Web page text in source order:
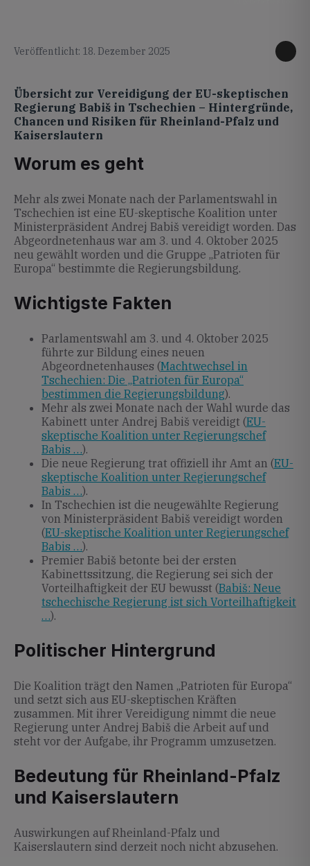
Veröffentlicht: 18. Dezember 2025
Übersicht zur Vereidigung der EU-skeptischen
Regierung Babiš in Tschechien – Hintergründe,
Chancen und Risiken für Rheinland-Pfalz und
Kaiserslautern
Worum es geht
Mehr als zwei Monate nach der Parlamentswahl in
Tschechien ist eine EU-skeptische Koalition unter
Ministerpräsident Andrej Babiš vereidigt worden. Das
Abgeordnetenhaus war am 3. und 4. Oktober 2025
neu gewählt worden und die Gruppe „Patrioten für
Europa“ bestimmte die Regierungsbildung.
Wichtigste Fakten
Parlamentswahl am 3. und 4. Oktober 2025
führte zur Bildung eines neuen
Abgeordnetenhauses (Machtwechsel in
Tschechien: Die „Patrioten für Europa“
bestimmen die Regierungsbildung).
Mehr als zwei Monate nach der Wahl wurde das
Kabinett unter Andrej Babiš vereidigt (EU-
skeptische Koalition unter Regierungschef
Babis …).
Die neue Regierung trat offiziell ihr Amt an (EU-
skeptische Koalition unter Regierungschef
Babis …).
In Tschechien ist die neugewählte Regierung
von Ministerpräsident Babiš vereidigt worden
(EU-skeptische Koalition unter Regierungschef
Babis …).
Premier Babiš betonte bei der ersten
Kabinettssitzung, die Regierung sei sich der
Vorteilhaftigkeit der EU bewusst (Babiš: Neue
tschechische Regierung ist sich Vorteilhaftigkeit
…).
Politischer Hintergrund
Die Koalition trägt den Namen „Patrioten für Europa“
und setzt sich aus EU-skeptischen Kräften
zusammen. Mit ihrer Vereidigung nimmt die neue
Regierung unter Andrej Babiš die Arbeit auf und
steht vor der Aufgabe, ihr Programm umzusetzen.
Bedeutung für Rheinland-Pfalz
und Kaiserslautern
Auswirkungen auf Rheinland-Pfalz und
Kaiserslautern sind derzeit noch nicht abzusehen.